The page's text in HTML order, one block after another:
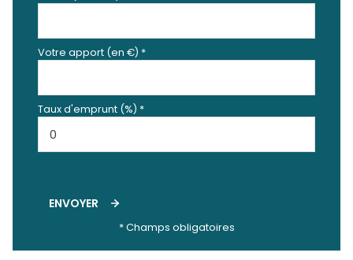
Votre apport (en €) *
Taux d'emprunt (%) *
ENVOYER
* Champs obligatoires